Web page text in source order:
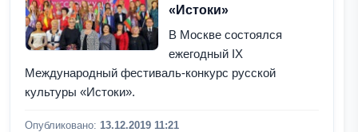
«Истоки»
В Москве состоялся
ежегодный IХ
Международный фестиваль-конкурс русской
культуры «Истоки».
Опубликовано: 13.12.2019 11:21